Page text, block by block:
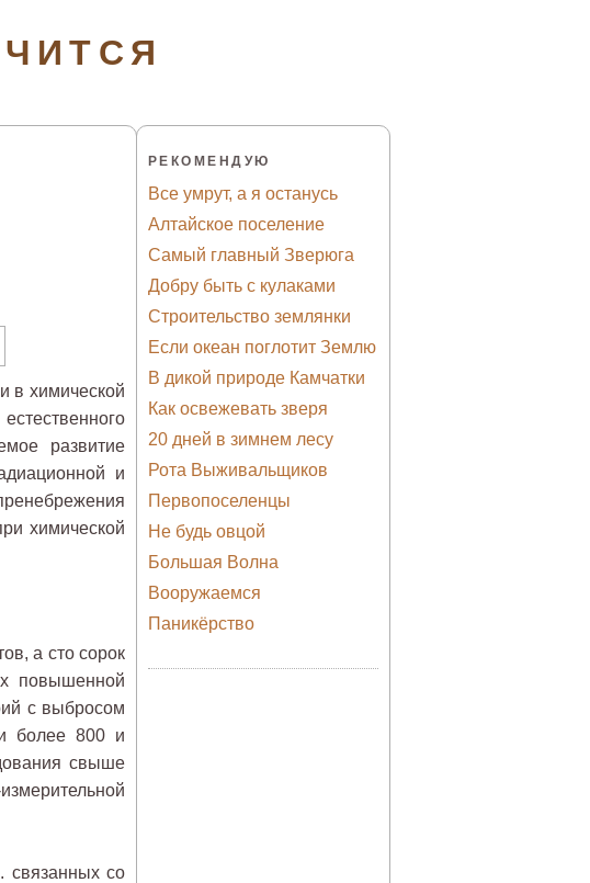
в химической
развитие
и
химической
а сто сорок
повышенной
с выбросом
более 800 и
свыше
связанных со
РЕКОМЕНДУЮ
Все умрут, а я останусь
Алтайское поселение
Самый главный Зверюга
Добру быть с кулаками
Строительство землянки
Если океан поглотит Землю
В дикой природе Камчатки
Как освежевать зверя
20 дней в зимнем лесу
Рота Выживальщиков
Первопоселенцы
Не будь овцой
Большая Волна
Вооружаемся
Паникёрство